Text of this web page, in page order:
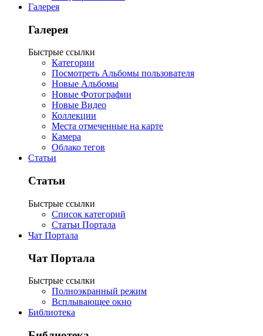
Галерея
Галерея
Быстрые ссылки
Категории
Посмотреть Альбомы пользователя
Новые Альбомы
Новые Фотографии
Новые Видео
Коллекции
Места отмеченные на карте
Камера
Облако тегов
Статьи
Статьи
Быстрые ссылки
Список категорий
Статьи Портала
Чат Портала
Чат Портала
Быстрые ссылки
Полноэкранный режим
Всплывающее окно
Библиотека